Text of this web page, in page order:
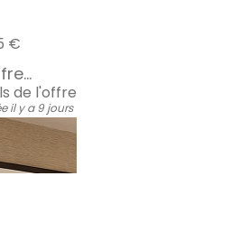
€
de l'offre
il y a 9 jours